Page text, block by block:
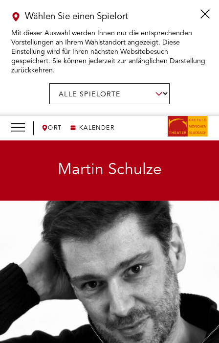
ORT KALENDER
Wählen Sie einen Spielort
Mit dieser Auswahl werden Ihnen nur die entsprechenden
Vorstellungen an Ihrem Wahlstandort angezeigt. Diese
Einstellung wird für Ihren nächsten Websitebesuch
gespeichert. Sie können jederzeit zur anfänglichen Darstellung
zurückkehren.
KARTENKAUF ÖFFNEN
WIR ÖFFNEN
THEATERPÄDAGOGIK ÖFFNEN
BESUCH ÖFFNEN
Martin Schulze